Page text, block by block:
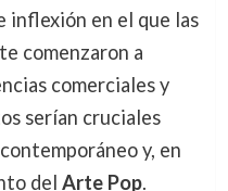
inflexión en el que las
comenzaron a
comerciales y
serían cruciales
y, en
del Arte Pop.